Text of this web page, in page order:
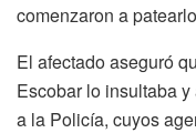
comenzaron a
El afectado aseguró
Escobar lo insultaba
a la Policía, cuyos